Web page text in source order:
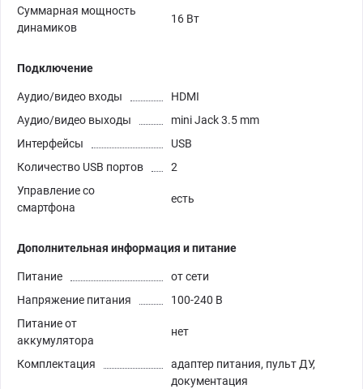
Суммарная мощность
динамиков
16 Вт
Подключение
Аудио/видео входы
HDMI
Аудио/видео выходы
mini Jack 3.5 mm
Интерфейсы
USB
Количество USB портов
2
Управление со
смартфона
есть
Дополнительная информация и питание
Питание
от сети
Напряжение питания
100-240 В
Питание от
аккумулятора
нет
Комплектация
адаптер питания, пульт ДУ,
документация